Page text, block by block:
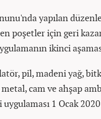
yapılan
poşetler için geri
ikinci
pil, madeni yağ,
cam ve ahşap
1 Ocak